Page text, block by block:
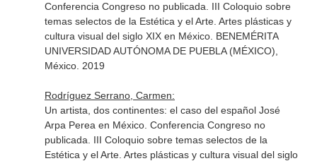
Conferencia Congreso no publicada. III Coloquio sobre
temas selectos de la Estética y el Arte. Artes plásticas y
cultura visual del siglo XIX en México. BENEMÉRITA
UNIVERSIDAD AUTÓNOMA DE PUEBLA (MÉXICO),
México. 2019
Rodríguez Serrano, Carmen:
Un artista, dos continentes: el caso del español José
Arpa Perea en México. Conferencia Congreso no
publicada. III Coloquio sobre temas selectos de la
Estética y el Arte. Artes plásticas y cultura visual del siglo